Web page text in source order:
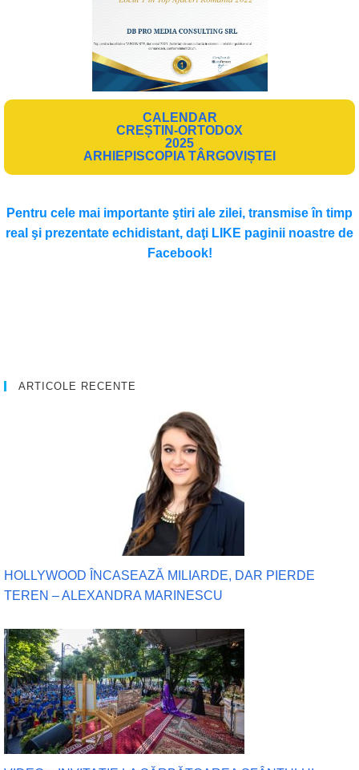
CALENDAR
CREȘTIN-ORTODOX
2025
ARHIEPISCOPIA TÂRGOVIȘTEI
Pentru cele mai importante ştiri ale zilei, transmise în timp
real şi prezentate echidistant, daţi LIKE paginii noastre de
Facebook!
ARTICOLE RECENTE
HOLLYWOOD ÎNCASEAZĂ MILIARDE, DAR PIERDE
TEREN – ALEXANDRA MARINESCU